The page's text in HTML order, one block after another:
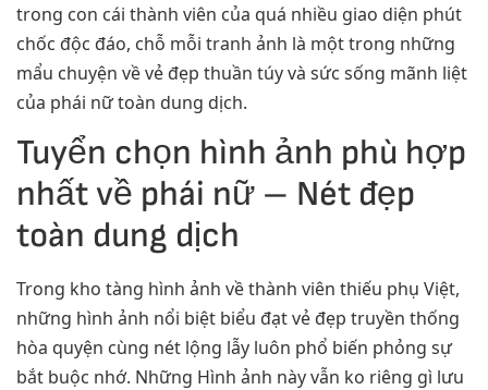
trong con cái thành viên của quá nhiều giao diện phút
chốc độc đáo, chỗ mỗi tranh ảnh là một trong những
mẩu chuyện về vẻ đẹp thuần túy và sức sống mãnh liệt
của phái nữ toàn dung dịch.
Tuyển chọn hình ảnh phù hợp
nhất về phái nữ – Nét đẹp
toàn dung dịch
Trong kho tàng hình ảnh về thành viên thiếu phụ Việt,
những hình ảnh nổi biệt biểu đạt vẻ đẹp truyền thống
hòa quyện cùng nét lộng lẫy luôn phổ biến phỏng sự
bắt buộc nhớ. Những Hình ảnh này vẫn ko riêng gì lưu